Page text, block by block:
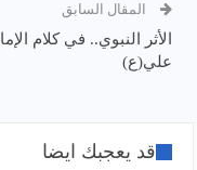
المقال السابق
الأثر النبوي.. في كلام
علي(ع)
قد يعجبك ايضا